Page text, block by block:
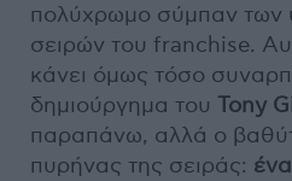
πολύχρωμο σύμπαν των
σειρών του franchise.
κάνει όμως τόσο
δημιούργημα του Tony
παραπάνω, αλλά ο
πυρήνας της σειράς: